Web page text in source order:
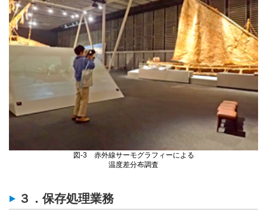
図-3 赤外線サーモグラフィーによる
温度差分布調査
３．保存処理業務